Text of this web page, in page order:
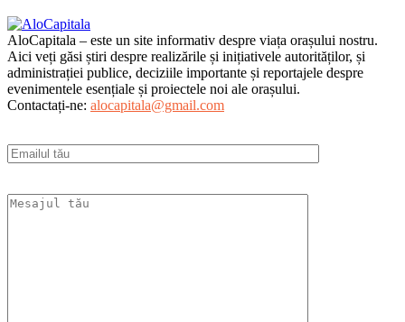
AloCapitala – este un site informativ despre viața orașului nostru.
Aici veți găsi știri despre realizările și inițiativele autorităților, și
administrației publice, deciziile importante și reportajele despre
evenimentele esențiale și proiectele noi ale orașului.
Contactați-ne: alocapitala@gmail.com